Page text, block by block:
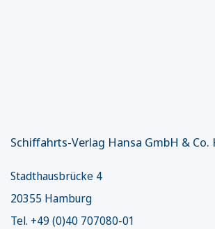
Schiffahrts-Verlag Hansa GmbH & Co.
Stadthausbrücke 4
20355 Hamburg
Tel. +49 (0)40 707080-01